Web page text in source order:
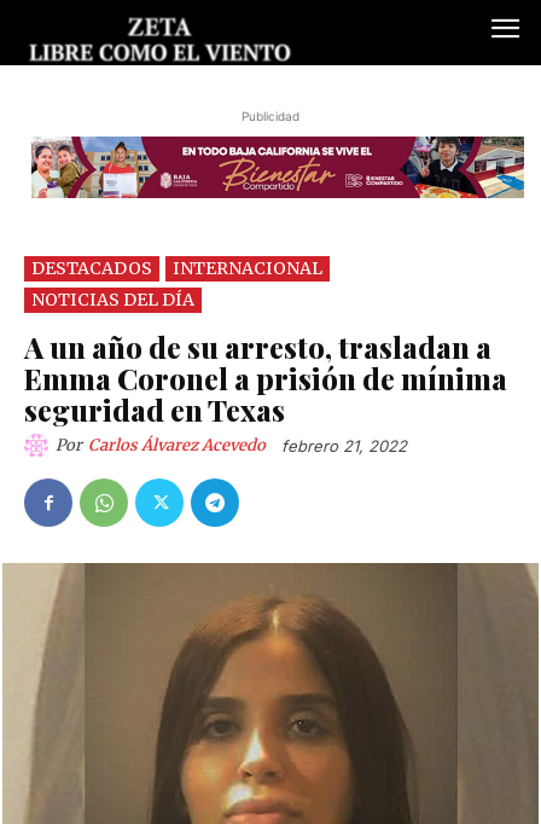
Publicidad
DESTACADOS
INTERNACIONAL
NOTICIAS DEL DÍA
A un año de su arresto, trasladan a
Emma Coronel a prisión de mínima
seguridad en Texas
Por Carlos Álvarez Acevedo